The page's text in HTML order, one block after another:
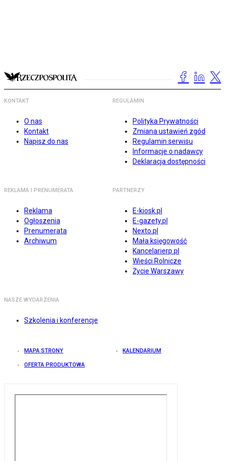
KONTAKT
O nas
Kontakt
Napisz do nas
REGULAMIN
Polityka Prywatności
Zmiana ustawień zgód
Regulamin serwisu
Informacje o nadawcy
Deklaracja dostępności
REKLAMA I PRENUMERATA
Reklama
Ogłoszenia
Prenumerata
Archiwum
PARTNERZY
E-kiosk.pl
E-gazety.pl
Nexto.pl
Mała księgowość
Kancelarierp.pl
Wieści Rolnicze
Życie Warszawy
NASZE WYDARZENIA
Szkolenia i konferencje
MAPA STRONY KALENDARIUM
OFERTA PRODUKTOWA